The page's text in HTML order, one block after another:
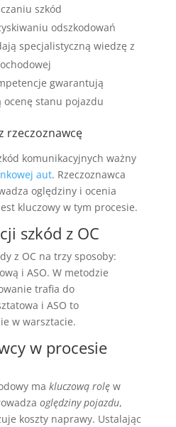
szkód
odszkodowań
specjalistyczną wiedzę z
gwarantują
stanu pojazdu
rzeczoznawcę
komunikacyjnych ważny
aut. Rzeczoznawca
oględziny i ocenia
kluczowy w tym procesie.
szkód z OC
z OC na trzy sposoby:
i ASO. W metodzie
trafia do
i ASO to
w warsztacie.
w procesie
ma kluczową rolęw
oględziny pojazdu,
koszty naprawy. Ustalając